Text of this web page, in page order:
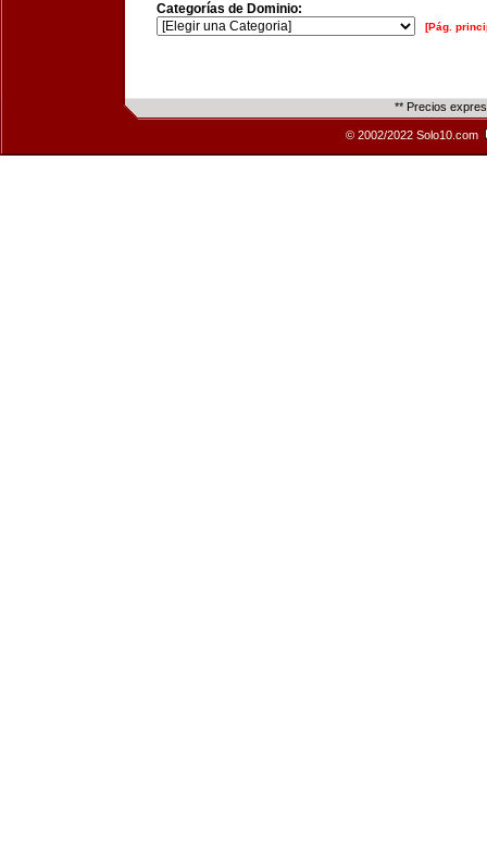
Categorías de Dominio:
[Pág.
** Precios
© 2002/2022 Solo10.com